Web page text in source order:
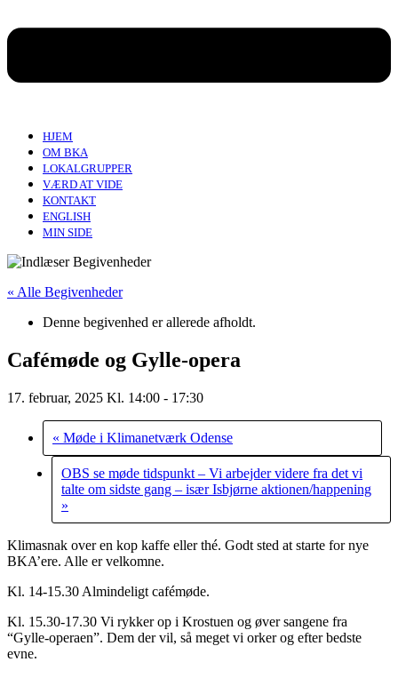
HJEM
OM BKA
LOKALGRUPPER
VÆRD AT VIDE
KONTAKT
ENGLISH
MIN SIDE
« Alle Begivenheder
Denne begivenhed er allerede afholdt.
Cafémøde og Gylle-opera
17. februar, 2025 Kl. 14:00 - 17:30
« Møde i Klimanetværk Odense
OBS se møde tidspunkt – Vi arbejder videre fra det vi
talte om sidste gang – især Isbjørne aktionen/happening
»
Klimasnak over en kop kaffe eller thé. Godt sted at starte for nye
BKA’ere. Alle er velkomne.
Kl. 14-15.30 Almindeligt cafémøde.
Kl. 15.30-17.30 Vi rykker op i Krostuen og øver sangene fra
“Gylle-operaen”. Dem der vil, så meget vi orker og efter bedste
evne.